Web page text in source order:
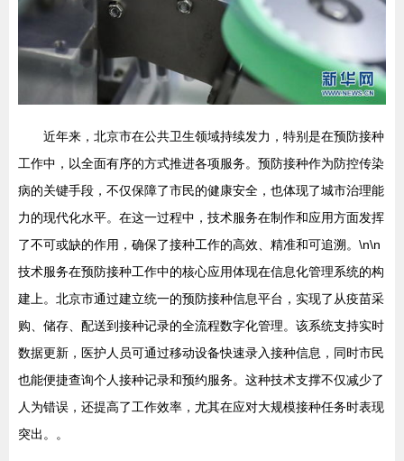
近年来，北京市在公共卫生领域持续发力，特别是在预防接种
工作中，以全面有序的方式推进各项服务。预防接种作为防控传染
病的关键手段，不仅保障了市民的健康安全，也体现了城市治理能
力的现代化水平。在这一过程中，技术服务在制作和应用方面发挥
了不可或缺的作用，确保了接种工作的高效、精准和可追溯。\n\n
技术服务在预防接种工作中的核心应用体现在信息化管理系统的构
建上。北京市通过建立统一的预防接种信息平台，实现了从疫苗采
购、储存、配送到接种记录的全流程数字化管理。该系统支持实时
数据更新，医护人员可通过移动设备快速录入接种信息，同时市民
也能便捷查询个人接种记录和预约服务。这种技术支撑不仅减少了
人为错误，还提高了工作效率，尤其在应对大规模接种任务时表现
突出。。